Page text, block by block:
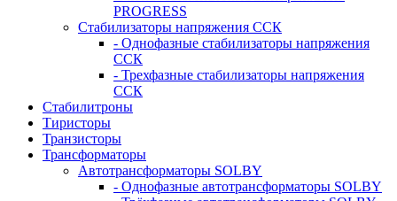
PROGRESS
Стабилизаторы напряжения ССК
- Однофазные стабилизаторы напряжения
ССК
- Трехфазные стабилизаторы напряжения
ССК
Стабилитроны
Тиристоры
Транзисторы
Трансформаторы
Автотрансформаторы SOLBY
- Однофазные автотрансформаторы SOLBY